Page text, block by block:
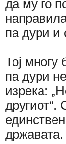
да му го
па дури и
Тој многу
па дури
изрека:
другиот“.